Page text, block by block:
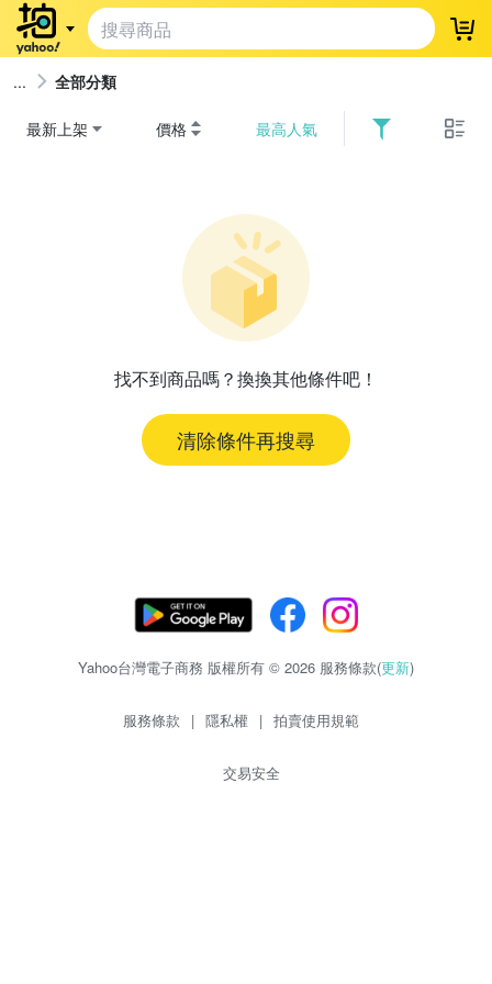
登
全部分類
最新上架 價格 最高人氣
找不到商品嗎？換換其他條件吧！
清除條件再搜尋
Yahoo台灣電子商務 版權所有 © 2026 服務條款(更新)
服務條款 | 隱私權 | 拍賣使用規範
交易安全